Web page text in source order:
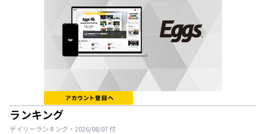
ランキング
デイリーランキング・ 2026/08/07付